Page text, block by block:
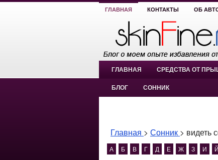
ГЛАВНАЯ КОНТАКТЫ ОБ
ГЛАВНАЯ СРЕДСТВА ОТ
БЛОГ СОННИК
Главная > Сонник > видеть
А Б В Г Д Е Ж З И Й